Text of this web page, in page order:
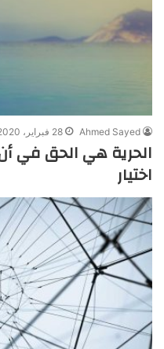
Ahmed Sayed 28 فبراير، 2020
الحرية هي الحق في
اختيار